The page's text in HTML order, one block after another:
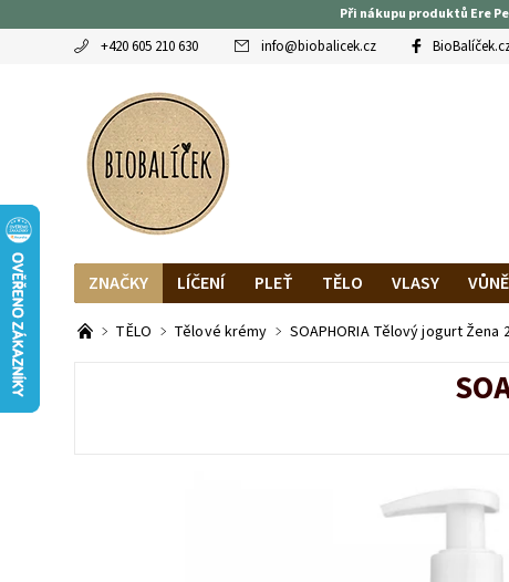
Při nákupu produktů Ere
+420 605 210 630 info@biobalicek.cz
ZNAČKY LÍČENÍ PLEŤ TĚLO VLASY VŮNĚ
OBLÍBENCI
MAGAZÍN RECENZE BLOGEREK
TĚLO Tělové krémy SOAPHORIA Tělový jogurt Žena